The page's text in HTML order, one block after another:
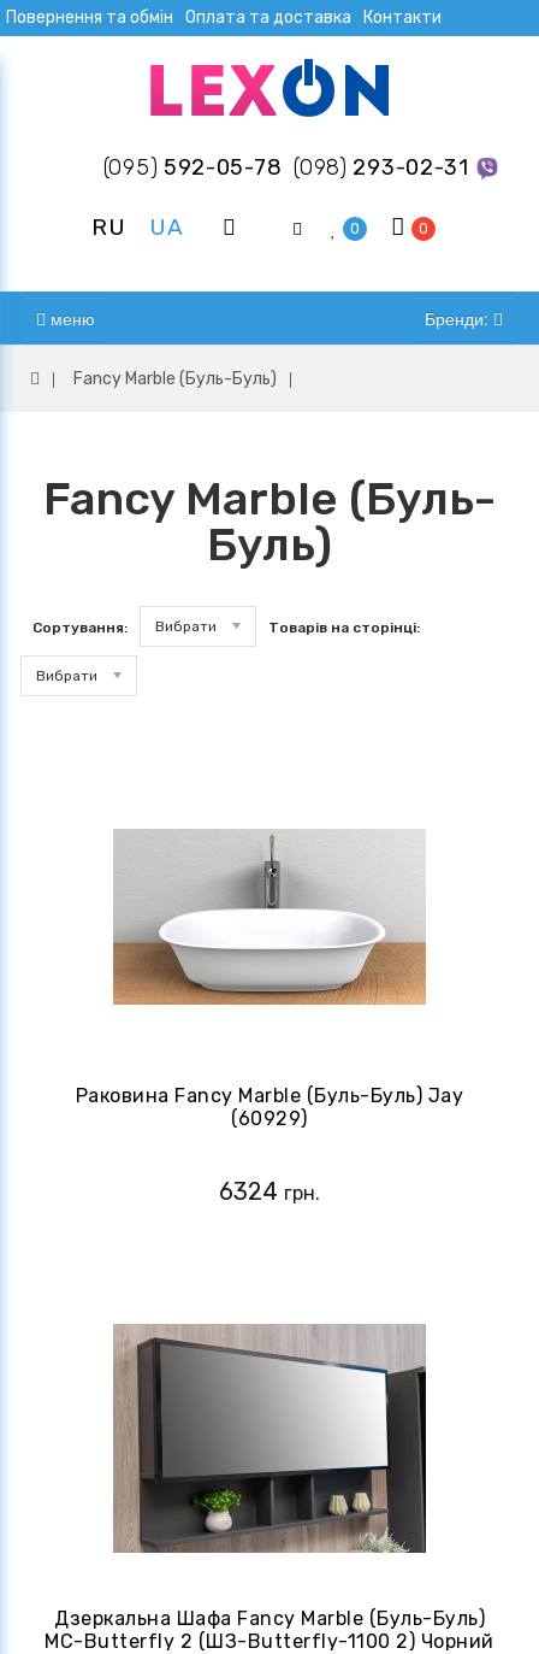
Повернення та обмін Оплата та доставка Контакти
(095) 592-05-78 (098) 293-02-31
RU UA 0 0
меню Бренди:
Fancy Marble (Буль-Буль)
Fancy Marble (Буль-
Буль)
Сортування: Вибрати Товарів на сторінці:
Вибрати
Раковина Fancy Marble (Буль-Буль) Jay
(60929)
6324 грн.
Дзеркальна Шафа Fancy Marble (Буль-Буль)
MC-Butterfly 2 (ШЗ-Butterfly-1100 2) Чорний